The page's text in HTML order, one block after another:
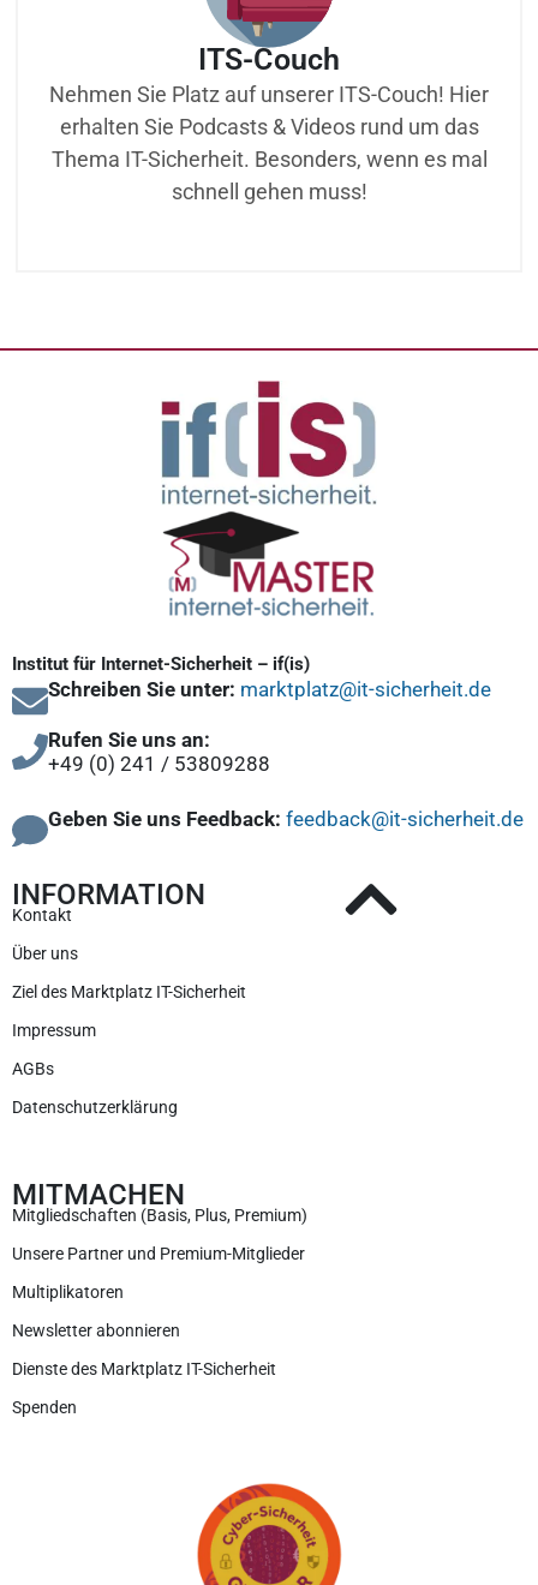
ITS-Couch
Nehmen Sie Platz auf unserer ITS-Couch! Hier
erhalten Sie Podcasts & Videos rund um das
Thema IT-Sicherheit. Besonders, wenn es mal
schnell gehen muss!
Institut für Internet-Sicherheit – if(is)
Schreiben Sie unter: marktplatz@it-sicherheit.de
Rufen Sie uns an:
+49 (0) 241 / 53809288
Geben Sie uns Feedback: feedback@it-sicherheit.de
INFORMATION
Kontakt
Über uns
Ziel des Marktplatz IT-Sicherheit
Impressum
AGBs
Datenschutzerklärung
MITMACHEN
Mitgliedschaften (Basis, Plus, Premium)
Unsere Partner und Premium-Mitglieder
Multiplikatoren
Newsletter abonnieren
Dienste des Marktplatz IT-Sicherheit
Spenden